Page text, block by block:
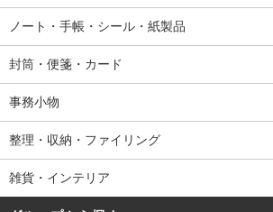
ノート・手帳・シール・紙製品
封筒・便箋・カード
事務小物
整理・収納・ファイリング
雑貨・インテリア